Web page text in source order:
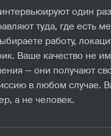
один
туда, где есть
работу,
Ваше качество не
— они получают
в любом случае.
а не человек.